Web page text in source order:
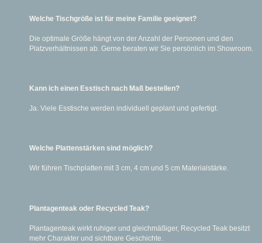
Welche Tischgröße ist für meine Familie geeignet?
Die optimale Größe hängt von der Anzahl der Personen und den
Platzverhältnissen ab. Gerne beraten wir Sie persönlich im Showroom.
Kann ich einen Esstisch nach Maß bestellen?
Ja. Viele Esstische werden individuell geplant und gefertigt.
Welche Plattenstärken sind möglich?
Wir führen Tischplatten mit 3 cm, 4 cm und 5 cm Materialstärke.
Plantagenteak oder Recycled Teak?
Plantagenteak wirkt ruhiger und gleichmäßiger, Recycled Teak besitzt
mehr Charakter und sichtbare Geschichte.